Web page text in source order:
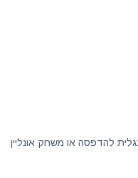
להדפסה או משחק אונליין